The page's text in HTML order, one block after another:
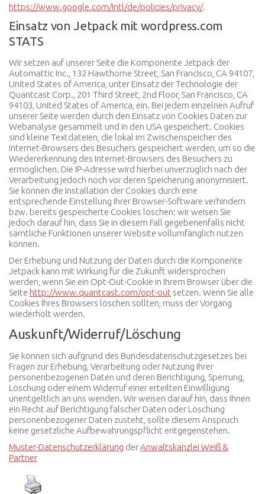
https://www.google.com/intl/de/policies/privacy/.
Einsatz von Jetpack mit wordpress.com
STATS
Wir setzen auf unserer Seite die Komponente Jetpack der
Automattic Inc., 132 Hawthorne Street, San Francisco, CA 94107,
United States of America, unter Einsatz der Technologie der
Quantcast Corp., 201 Third Street, 2nd Floor, San Francisco, CA
94103, United States of America, ein. Bei jedem einzelnen Aufruf
unserer Seite werden durch den Einsatz von Cookies Daten zur
Webanalyse gesammelt und in den USA gespeichert. Cookies
sind kleine Textdateien, die lokal im Zwischenspeicher des
Internet-Browsers des Besuchers gespeichert werden, um so die
Wiedererkennung des Internet-Browsers des Besuchers zu
ermöglichen. Die IP-Adresse wird hierbei unverzüglich nach der
Verarbeitung jedoch noch vor deren Speicherung anonymisiert.
Sie können die Installation der Cookies durch eine
entsprechende Einstellung Ihrer Browser-Software verhindern
bzw. bereits gespeicherte Cookies löschen; wir weisen Sie
jedoch darauf hin, dass Sie in diesem Fall gegebenenfalls nicht
sämtliche Funktionen unserer Website vollumfänglich nutzen
können.
Der Erhebung und Nutzung der Daten durch die Komponente
Jetpack kann mit Wirkung für die Zukunft widersprochen
werden, wenn Sie ein Opt-Out-Cookie in Ihrem Browser über die
Seite http://www.quantcast.com/opt-out setzen. Wenn Sie alle
Cookies Ihres Browsers löschen sollten, muss der Vorgang
wiederholt werden.
Auskunft/Widerruf/Löschung
Sie können sich aufgrund des Bundesdatenschutzgesetzes bei
Fragen zur Erhebung, Verarbeitung oder Nutzung Ihrer
personenbezogenen Daten und deren Berichtigung, Sperrung,
Löschung oder einem Widerruf einer erteilten Einwilligung
unentgeltlich an uns wenden. Wir weisen darauf hin, dass Ihnen
ein Recht auf Berichtigung falscher Daten oder Löschung
personenbezogener Daten zusteht, sollte diesem Anspruch
keine gesetzliche Aufbewahrungspflicht entgegenstehen.
Muster-Datenschutzerklärung derAnwaltskanzlei Weiß &
Partner